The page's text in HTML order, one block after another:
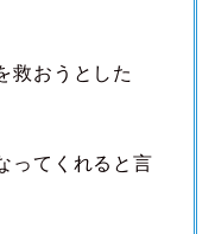
救おうとした
ってくれると言